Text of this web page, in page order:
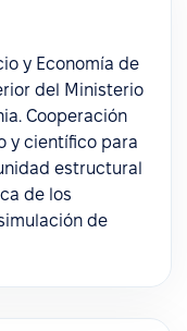
y Economía de
del Ministerio
Cooperación
y científico para
estructural
de los
de